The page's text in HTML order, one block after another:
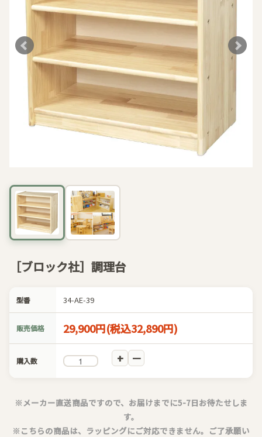
［ブロック社］調理台
型番 34-AE-39
販売価格 29,900円(税込32,890円)
購入数
※メーカー直送商品ですので、お届けまでに5-7日お待たせしま
す。
※こちらの商品は、ラッピングにご対応できません。ご了承願い